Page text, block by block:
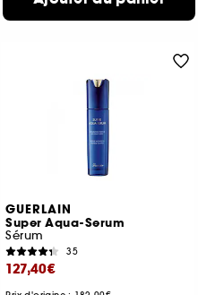
GUERLAIN
Super Aqua-Serum
Sérum
35
127,40€